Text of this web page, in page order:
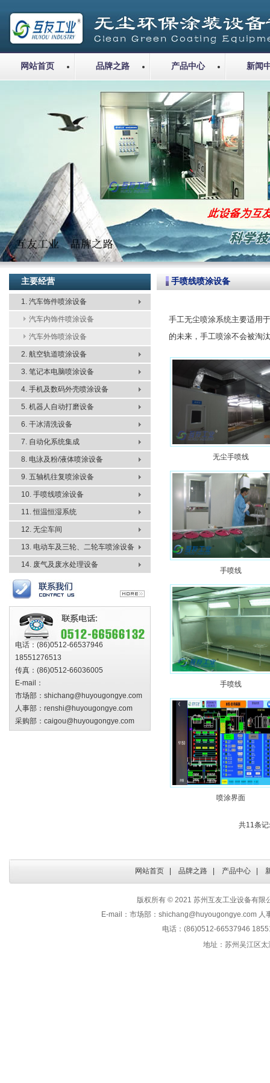
网站首页 品牌之路 产品中心 新闻
主要经营
1. 汽车饰件喷涂设备
汽车内饰件喷涂设备
汽车外饰喷涂设备
2. 航空轨道喷涂设备
3. 笔记本电脑喷涂设备
4. 手机及数码外壳喷涂设备
5. 机器人自动打磨设备
6. 干冰清洗设备
7. 自动化系统集成
8. 电泳及粉/液体喷涂设备
9. 五轴机往复喷涂设备
10. 手喷线喷涂设备
11. 恒温恒湿系统
12. 无尘车间
13. 电动车及三轮、二轮车喷涂设备
14. 废气及废水处理设备
电话：(86)0512-66537946
18551276513
传真：(86)0512-66036005
E-mail：
市场部：shichang@huyougongye.com
人事部：renshi@huyougongye.com
采购部：caigou@huyougongye.com
手喷线喷涂设备
手工无尘喷涂系统主要适用
的未来，手工喷涂不会被淘
无尘手喷线
手喷线
手喷线
喷涂界面
共11条
网站首页 品牌之路 产品中心
版权所有 © 2021 苏州互友工业设备有
E-mail：市场部：shichang@huyougongye.com
电话：(86)0512-66537946
地址：苏州吴江区